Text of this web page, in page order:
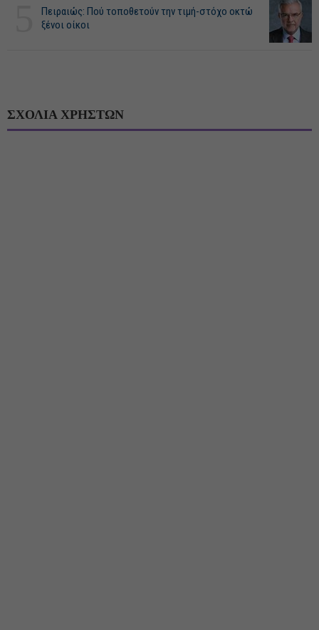
Πειραιώς: Πού τοποθετούν την τιμή-στόχο οκτώ
ξένοι οίκοι
ΣΧΟΛΙΑ ΧΡΗΣΤΩΝ